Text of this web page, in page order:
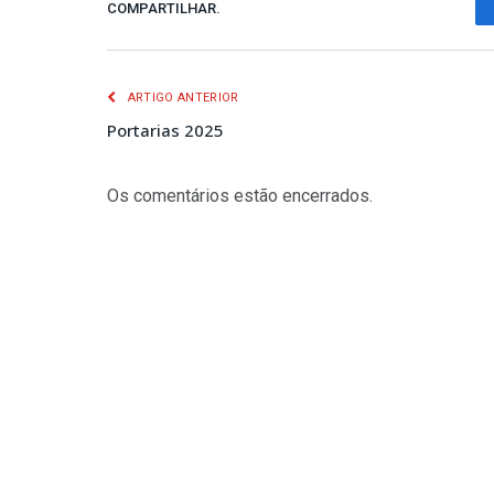
COMPARTILHAR.
ARTIGO ANTERIOR
Portarias 2025
Os comentários estão encerrados.